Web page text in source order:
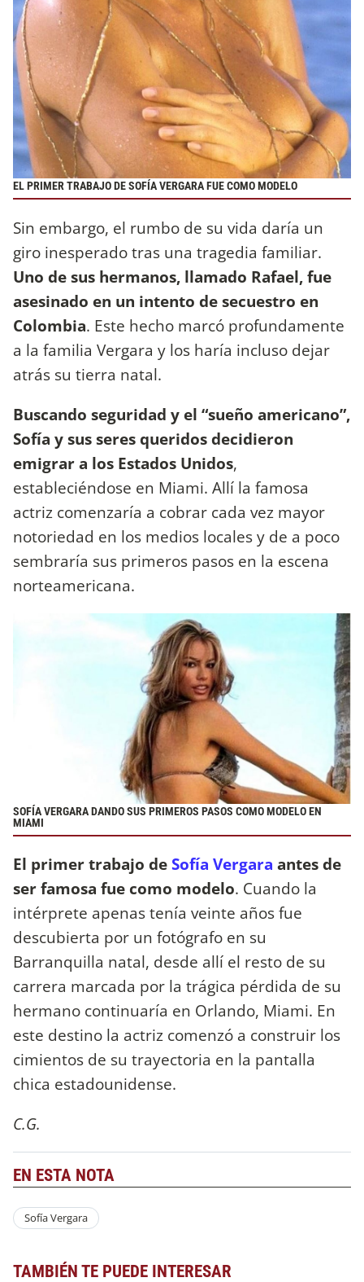
EL PRIMER TRABAJO DE SOFÍA VERGARA FUE COMO MODELO
Sin embargo, el rumbo de su vida daría un
giro inesperado tras una tragedia familiar.
Uno de sus hermanos, llamado Rafael, fue
asesinado en un intento de secuestro en
Colombia. Este hecho marcó profundamente
a la familia Vergara y los haría incluso dejar
atrás su tierra natal.
Buscando seguridad y el “sueño americano”,
Sofía y sus seres queridos decidieron
emigrar a los Estados Unidos,
estableciéndose en Miami. Allí la famosa
actriz comenzaría a cobrar cada vez mayor
notoriedad en los medios locales y de a poco
sembraría sus primeros pasos en la escena
norteamericana.
SOFÍA VERGARA DANDO SUS PRIMEROS PASOS COMO MODELO EN
MIAMI
El primer trabajo deSofía Vergara antes de
ser famosa fue como modelo. Cuando la
intérprete apenas tenía veinte años fue
descubierta por un fotógrafo en su
Barranquilla natal, desde allí el resto de su
carrera marcada por la trágica pérdida de su
hermano continuaría en Orlando, Miami. En
este destino la actriz comenzó a construir los
cimientos de su trayectoria en la pantalla
chica estadounidense.
C.G.
EN ESTA NOTA
Sofía Vergara
TAMBIÉN TE PUEDE INTERESAR